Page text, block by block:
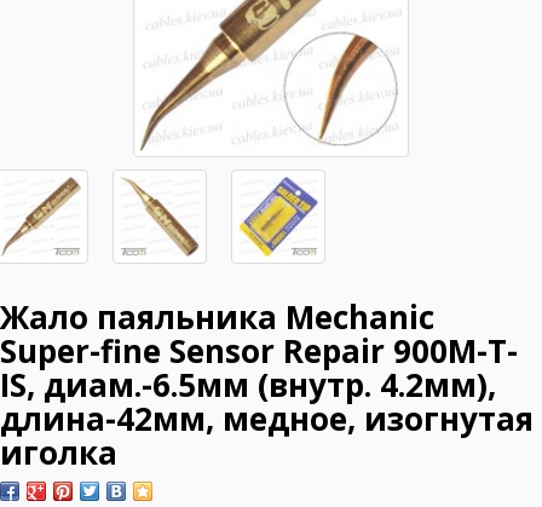
Жало паяльника Mechanic
Super-fine Sensor Repair 900M-T-
IS, диам.-6.5мм (внутр. 4.2мм),
длина-42мм, медное, изогнутая
иголка